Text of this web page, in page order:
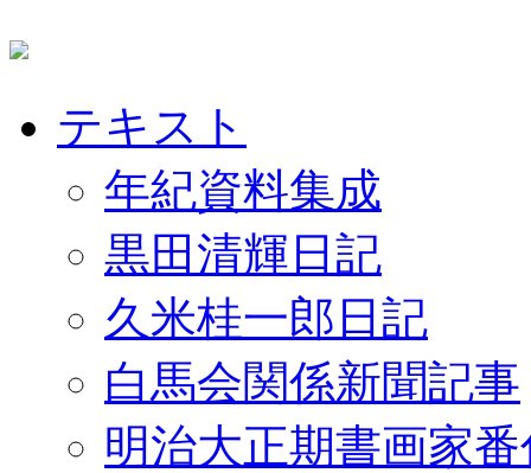
テキスト
年紀資料集成
黒田清輝日記
久米桂一郎日記
白馬会関係新聞記事
明治大正期書画家